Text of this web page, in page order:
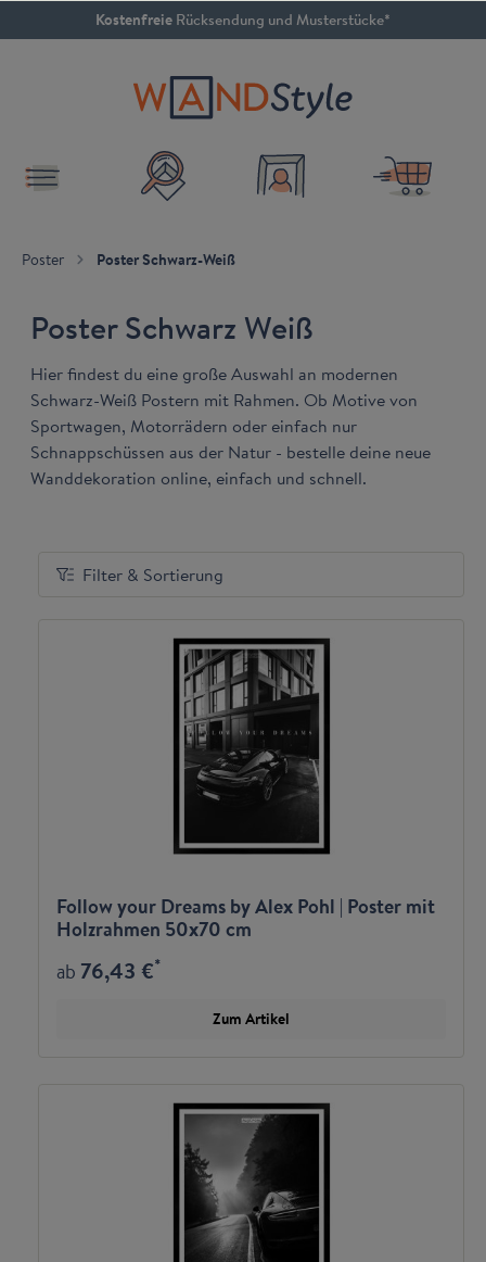
springen 4.79 / 5SEHR GUT
Poster Poster Schwarz-Weiß
Poster Schwarz Weiß
Hier findest du eine große Auswahl an modernen
Schwarz-Weiß Postern mit Rahmen. Ob Motive von
Sportwagen, Motorrädern oder einfach nur
Schnappschüssen aus der Natur - bestelle deine neue
Wanddekoration online, einfach und schnell.
Filter & Sortierung
Follow your Dreams by Alex Pohl | Poster mit
Holzrahmen 50x70 cm
ab 76,43 €*
Zum Artikel